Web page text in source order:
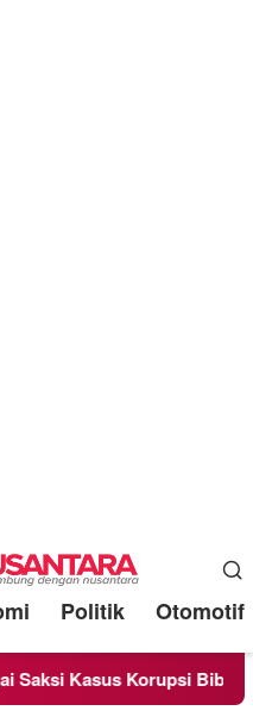
Politik Otomotif
Korupsi Bibit Nanas